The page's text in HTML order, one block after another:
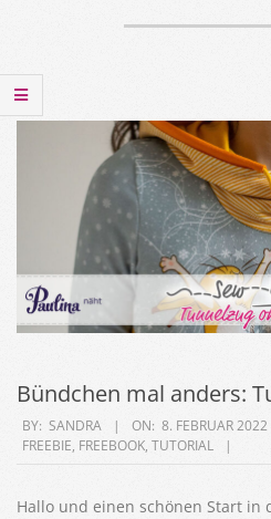
Bündchen mal anders:
2022-
02-
BY: SANDRA ON: 8. FEBRUAR 2022
FREEBIE, FREEBOOK, TUTORIAL
Hallo und einen schönen Start in